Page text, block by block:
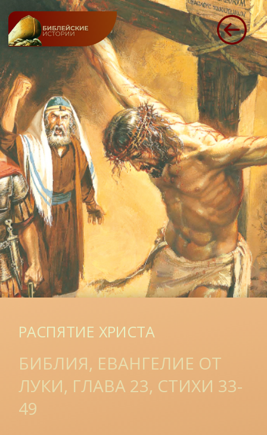
РАСПЯТИЕ ХРИСТА
БИБЛИЯ, ЕВАНГЕЛИЕ ОТ
ЛУКИ, ГЛАВА 23, СТИХИ 33-
49